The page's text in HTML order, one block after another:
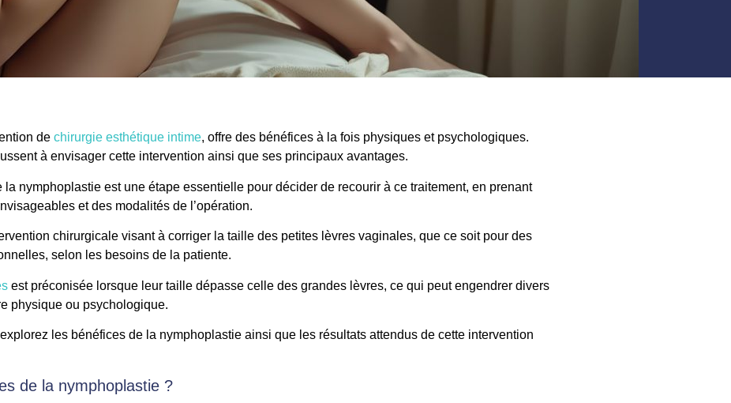
de chirurgie esthétique intime, offre des bénéfices à la fois physiques et psychologiques.
à envisager cette intervention ainsi que ses principaux avantages.
nymphoplastie est une étape essentielle pour décider de recourir à ce traitement, en prenant
et des modalités de l’opération.
chirurgicale visant à corriger la taille des petites lèvres vaginales, que ce soit pour des
selon les besoins de la patiente.
est préconisée lorsque leur taille dépasse celle des grandes lèvres, ce qui peut engendrer divers
physique ou psychologique.
les bénéfices de la nymphoplastie ainsi que les résultats attendus de cette intervention
de la nymphoplastie ?